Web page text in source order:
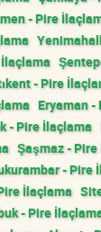
- Pire
- Pire
Eryaman -
- Pire İlaçlama
Şaşmaz -
- Pire
İlaçlama
- Pire